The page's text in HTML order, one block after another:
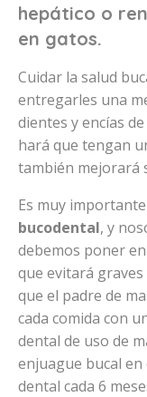
hepático o
en gatos.
Cuidar la salud
entregarles una
dientes y encías
hará que tengan
también mejorará
Es muy
bucodental, y
debemos poner
que evitará
que el padre de
cada comida con
dental de uso de
enjuague bucal
dental cada 6